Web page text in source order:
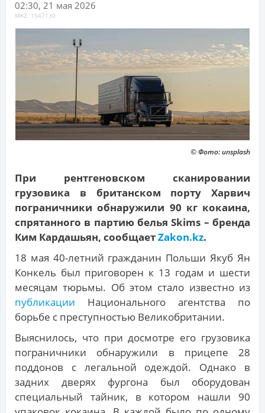
02:30, 21 мая 2026
MKZ: 1547130
© Фото: unsplash
При рентгеновском сканировании
грузовика в британском порту Харвич
пограничники обнаружили 90 кг кокаина,
спрятанного в партию белья Skims – бренда
Ким Кардашьян, сообщаетZakon.kz.
18 мая 40-летний гражданин Польши Якуб Ян
Конкель был приговорен к 13 годам и шести
месяцам тюрьмы. Об этом стало известно из
публикации Национального агентства по
борьбе с преступностью Великобритании.
Выяснилось, что при досмотре его грузовика
пограничники обнаружили в прицепе 28
поддонов с легальной одеждой. Однако в
задних дверях фургона был оборудован
специальный тайник, в котором нашли 90